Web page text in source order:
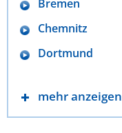
Bremen
Chemnitz
Dortmund
mehr anzeigen